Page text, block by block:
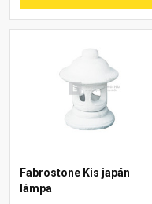
Fabrostone Kis japán
lámpa